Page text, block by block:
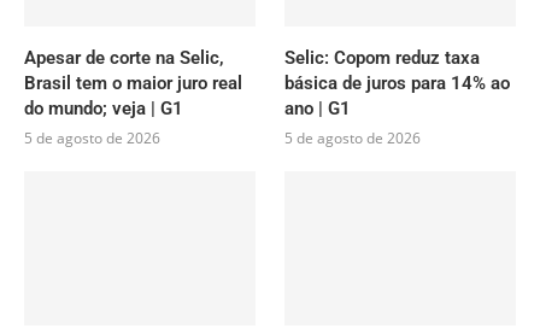
Apesar de corte na Selic,
Brasil tem o maior juro real
do mundo; veja | G1
5 de agosto de 2026
Selic: Copom reduz taxa
básica de juros para 14% ao
ano | G1
5 de agosto de 2026